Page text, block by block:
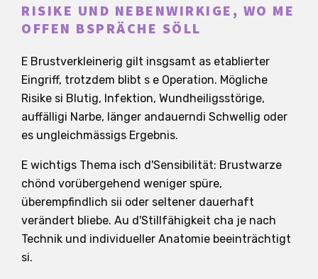
RISIKE UND NEBENWIRKIGE, WO ME
OFFEN BSPRÄCHE SÖLL
E Brustverkleinerig gilt insgsamt as etablierter
Eingriff, trotzdem blibt s e Operation. Mögliche
Risike si Blutig, Infektion, Wundheiligsstörige,
auffälligi Narbe, länger andauerndi Schwellig oder
es ungleichmässigs Ergebnis.
E wichtigs Thema isch d'Sensibilität: Brustwarze
chönd vorübergehend weniger spüre,
überempfindlich sii oder seltener dauerhaft
verändert bliebe. Au d'Stillfähigkeit cha je nach
Technik und individueller Anatomie beeinträchtigt
si.